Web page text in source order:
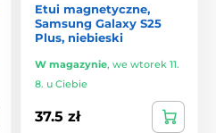
Etui magnetyczne,
Samsung Galaxy S25
Plus, niebieski
W magazynie, we wtorek 11.
8. u Ciebie
37.5 zł